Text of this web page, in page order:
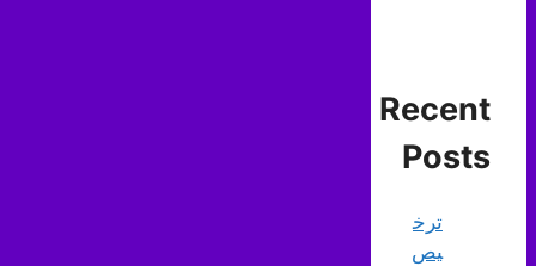
Recent
Posts
ترخ
یص